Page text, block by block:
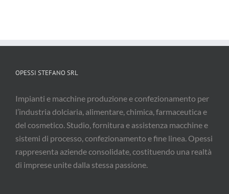
OPESSI STEFANO SRL
Impianti e macchine produzione e confezionamento per
l’industria dolciaria, alimentare, chimica, farmaceutica e
del cosmetico. Studio, fornitura e assistenza macchine e
sistemi di processo, confezionamento e fine linea. Opessi
rappresenta aziende consolidate, costituendo una realtà
di imprese unite dalla stessa passione.